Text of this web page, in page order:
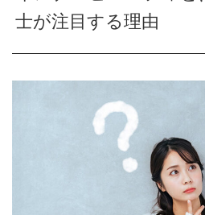
士が注目する理由